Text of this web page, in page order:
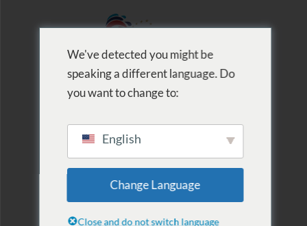
Gyógyászat
We've detected you might be
speaking a different language. Do
you want to change to:
English
Change Language
Close and do not switch language